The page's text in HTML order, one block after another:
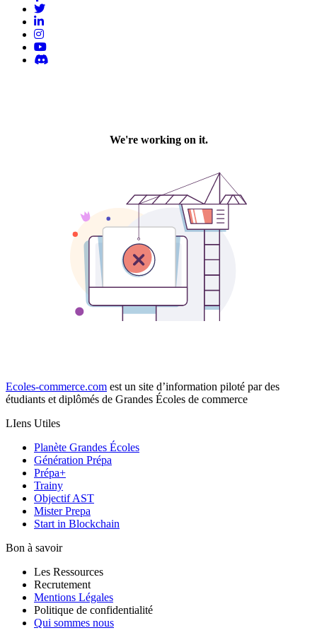
Ecoles-commerce.com est un site d’information piloté par des
étudiants et diplômés de Grandes Écoles de commerce
LIens Utiles
Planète Grandes Écoles
Génération Prépa
Prépa+
Trainy
Objectif AST
Mister Prepa
Start in Blockchain
Bon à savoir
Les Ressources
Recrutement
Mentions Légales
Politique de confidentialité
Qui sommes nous